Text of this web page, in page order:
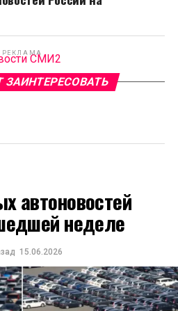
РЕКЛАМАСМИ2
автоновостей
неделе
15.06.2026